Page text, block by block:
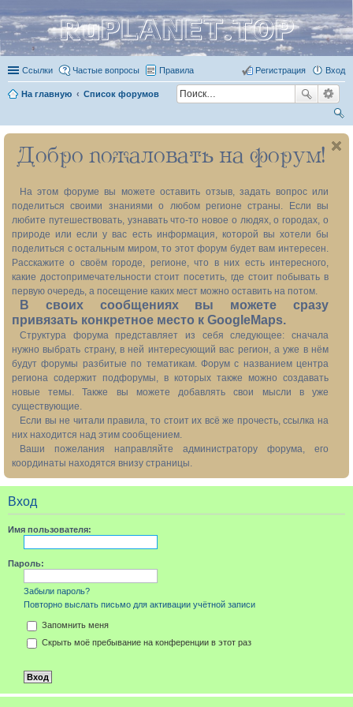
RuPLANET.TOP
Ссылки Частые вопросы Правила Вход
Регистрация
На главную Список форумов
ои
ск
Добро пожаловать на форум!
На этом форуме вы можете оставить отзыв, задать вопрос или
поделиться своими знаниями о любом регионе страны. Если вы
любите путешествовать, узнавать что-то новое о людях, о городах, о
природе или если у вас есть информация, которой вы хотели бы
поделиться с остальным миром, то этот форум будет вам интересен.
Расскажите о своём городе, регионе, что в них есть интересного,
какие достопримечательности стоит посетить, где стоит побывать в
первую очередь, а посещение каких мест можно оставить на потом.
В своих сообщениях вы можете сразу
привязать конкретное место к GoogleMaps.
Структура форума представляет из себя следующее: сначала
нужно выбрать страну, в ней интересующий вас регион, а уже в нём
будут форумы разбитые по тематикам. Форум с названием центра
региона содержит подфорумы, в которых также можно создавать
новые темы. Также вы можете добавлять свои мысли в уже
существующие.
Если вы не читали правила, то стоит их всё же прочесть, ссылка на
них находится над этим сообщением.
Ваши пожелания направляйте администратору форума, его
координаты находятся внизу страницы.
Вход
Имя пользователя:
Пароль:
Забыли пароль?
Повторно выслать письмо для активации учётной записи
Запомнить меня
Скрыть моё пребывание на конференции в этот раз